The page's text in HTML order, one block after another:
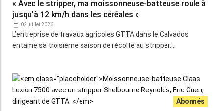
« Avec le stripper, ma moissonneuse-batteuse roule à
jusqu’à 12 km/h dans les céréales »
02 juillet 2026
L’entreprise de travaux agricoles GTTA dans le Calvados
entame sa troisième saison de récolte au stripper.…